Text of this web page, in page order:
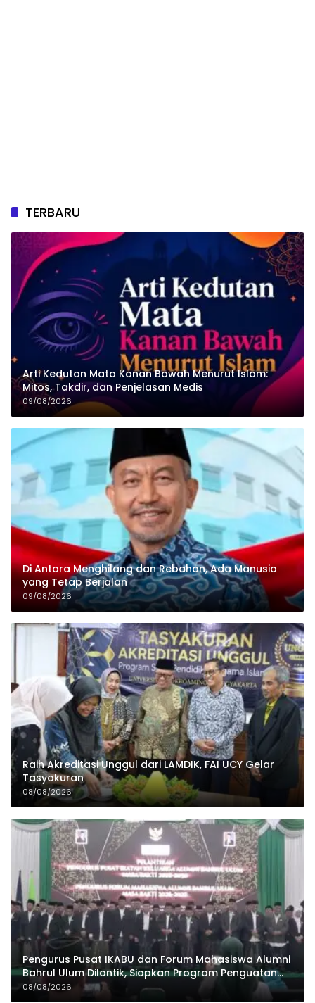
TERBARU
Arti Kedutan Mata Kanan Bawah Menurut Islam:
Mitos, Takdir, dan Penjelasan Medis
09/08/2026
Di Antara Menghilang dan Rebahan, Ada Manusia
yang Tetap Berjalan
09/08/2026
Raih Akreditasi Unggul dari LAMDIK, FAI UCY Gelar
Tasyakuran
08/08/2026
Pengurus Pusat IKABU dan Forum Mahasiswa Alumni
Bahrul Ulum Dilantik, Siapkan Program Penguatan
Organisasi dan Ekonomi
08/08/2026